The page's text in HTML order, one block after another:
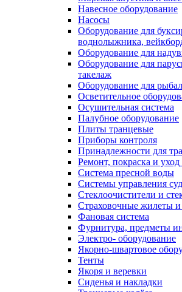
Навесное оборудование
Насосы
Оборудование для
воднолыжника,
Оборудование для
Оборудование для
такелаж
Оборудование для
Осветительное
Осушительная система
Палубное оборудование
Плиты транцевые
Приборы контроля
Принадлежности для
Ремонт, покраска и уход
Система пресной воды
Системы управления
Стеклоочистители и
Страховочные жилеты
Фановая система
Фурнитура, предметы
Электро- оборудование
Якорно-швартовое
Тенты
Якоря и веревки
Сиденья и накладки